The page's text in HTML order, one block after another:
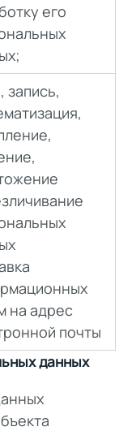
его
запись,
на адрес
почты
данных